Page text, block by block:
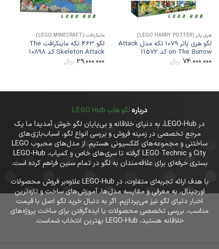
هری پاتر (LEGO HARRY POTTER)
لگو هری پاتر 1079 تکه مدل Attack
on The Burrow کد 11572
74.000.000 ریال
ماینکرافت (LEGO MINECRAFT)
لگو 463 تکه ماینکرافت The
Skeleton Attack کد 10898
29.000.000 ریال
دربارهلگو هاب LEGO Hub
در LEGO-Hub، به دنیای خلاقانه و بی‌پایان لگو خوش آمدید! ما یک
مرجع تخصصی در زمینه فروش و بررسی انواع لگو، اسباب‌بازی‌های
ساختنی و مجموعه‌های کلکسیونی هستیم. از مدل‌های محبوب LEGO
City و LEGO Technic گرفته تا سری‌های خاص و کمیاب، LEGO-Hub
بستری حرفه‌ای برای علاقه‌مندان به لگو در تمام سنین فراهم کرده است.
با هدف ارائه تجربه‌ای متفاوت، در LEGO-Hub علاوه‌بر فروش محصولات
اورجینال، به معرفی و مقایسه مدل‌ها، آموزش‌های ساخت و تازه‌ترین
اخبار دنیای لگو نیز می‌پردازیم. اگر به دنبال خرید لگو اصل با قیمت
مناسب، بررسی تخصصی محصولات یا ایده‌گرفتن برای ساخت پروژه‌های
خلاقانه هستید، LEGO-Hub بهترین انتخاب شماست.